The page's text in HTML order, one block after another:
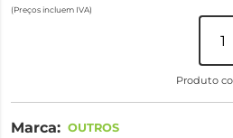
(Preços incluem IVA)
Produto
Marca: OUTROS